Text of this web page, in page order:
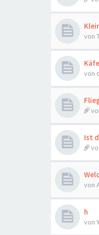
von
von
Ist
von
h
von